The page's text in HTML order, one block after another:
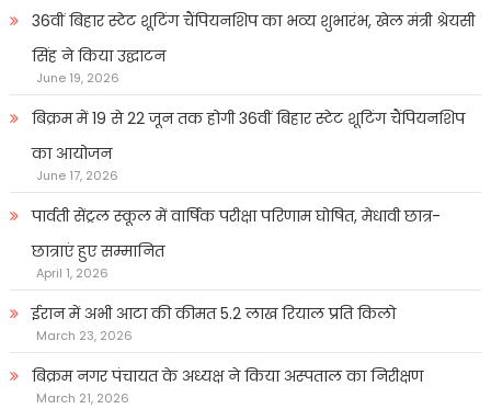
36वीं बिहार स्टेट शूटिंग चैंपियनशिप का भव्य शुभारंभ, खेल मंत्री श्रेयसी
सिंह ने किया उद्घाटन
June 19, 2026
बिक्रम में 19 से 22 जून तक होगी 36वीं बिहार स्टेट शूटिंग चैंपियनशिप
का आयोजन
June 17, 2026
पार्वती सेंट्रल स्कूल में वार्षिक परीक्षा परिणाम घोषित, मेधावी छात्र-
छात्राएं हुए सम्मानित
April 1, 2026
ईरान में अभी आटा की कीमत 5.2 लाख रियाल प्रति किलो
March 23, 2026
बिक्रम नगर पंचायत के अध्यक्ष ने किया अस्पताल का निरीक्षण
March 21, 2026